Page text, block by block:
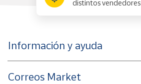
distintos vendedores
Información y ayuda
Correos Market